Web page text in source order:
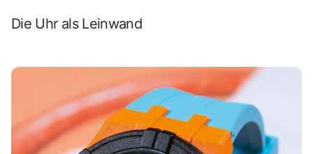
Die Uhr als Leinwand